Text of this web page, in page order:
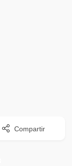
Compartir